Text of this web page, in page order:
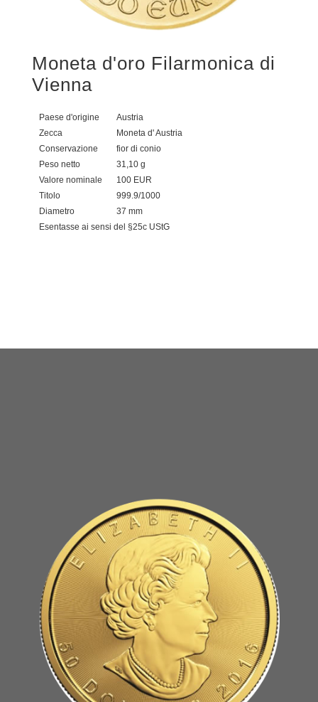
Moneta d'oro Filarmonica di
Vienna
Paese d'origine
Austria
Zecca
Moneta d' Austria
Conservazione
fior di conio
Peso netto
31,10 g
Valore nominale
100 EUR
Titolo
999.9/1000
Diametro
37 mm
Esentasse ai sensi del §25c UStG